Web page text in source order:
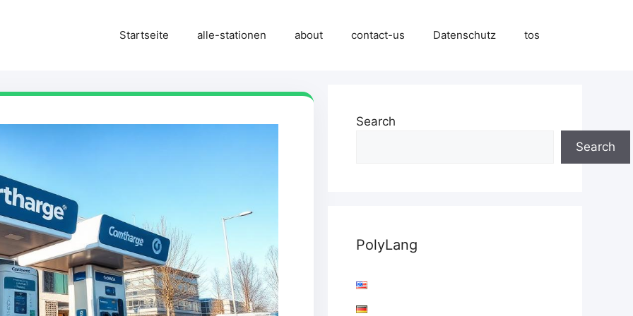
Startseite alle-stationen about contact-us Datenschutz tos
Search
Search
PolyLang